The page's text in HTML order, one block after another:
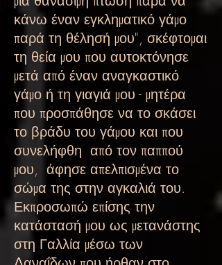
κάνω έναν εγκληματικό γάμο
παρά τη θέλησή μου", σκέφτομαι
τη θεία μου που αυτοκτόνησε
μετά από έναν αναγκαστικό
γάμο ή τη γιαγιά μου - μητέρα
που προσπάθησε να το σκάσει
το βράδυ του γάμου και που
συνελήφθη από τον παππού
μου, άφησε απελπισμένα το
σώμα της στην αγκαλιά του.
Εκπροσωπώ επίσης την
κατάστασή μου ως μετανάστης
στη Γαλλία μέσω των